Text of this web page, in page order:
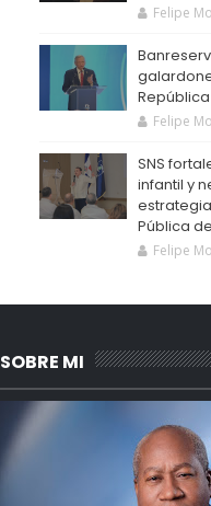
Felipe
Felipe
SNS
infantil y
Pública
Felipe
SOBRE MI